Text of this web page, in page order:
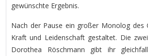
gewünschte Ergebnis.
Nach der Pause ein großer Monolog des
Kraft und Leidenschaft gestaltet. Die
Dorothea Röschmann gibt ihr